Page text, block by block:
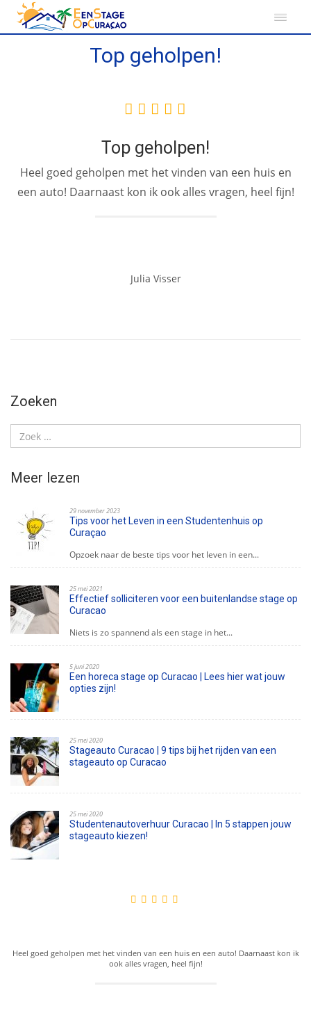
Top geholpen!
Top geholpen!
Heel goed geholpen met het vinden van een huis en
een auto! Daarnaast kon ik ook alles vragen, heel fijn!
Julia Visser
Zoeken
Meer lezen
29 november 2023
Tips voor het Leven in een Studentenhuis op
Curaçao
Opzoek naar de beste tips voor het leven in een...
25 mei 2021
Effectief solliciteren voor een buitenlandse stage op
Curacao
Niets is zo spannend als een stage in het...
5 juni 2020
Een horeca stage op Curacao | Lees hier wat jouw
opties zijn!
25 mei 2020
Stageauto Curacao | 9 tips bij het rijden van een
stageauto op Curacao
25 mei 2020
Studentenautoverhuur Curacao | In 5 stappen jouw
stageauto kiezen!
Heel goed geholpen met het vinden van een huis en een auto! Daarnaast kon ik
ook alles vragen, heel fijn!